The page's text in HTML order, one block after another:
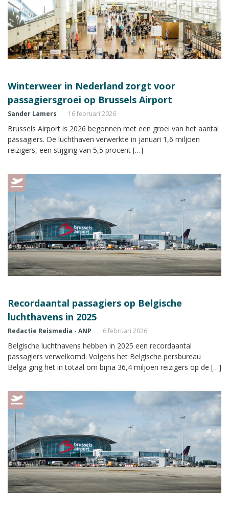
Winterweer in Nederland zorgt voor
passagiersgroei op Brussels Airport
Sander Lamers 16 februari 2026
Brussels Airport is 2026 begonnen met een groei van het aantal
passagiers. De luchthaven verwerkte in januari 1,6 miljoen
reizigers, een stijging van 5,5 procent […]
Recordaantal passagiers op Belgische
luchthavens in 2025
Redactie Reismedia - ANP 6 februari 2026
Belgische luchthavens hebben in 2025 een recordaantal
passagiers verwelkomd. Volgens het Belgische persbureau
Belga ging het in totaal om bijna 36,4 miljoen reizigers op de […]